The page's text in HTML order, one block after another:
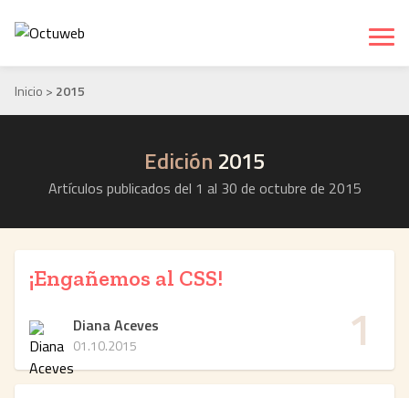
Inicio > 2015
Edición 2015
Artículos publicados del 1 al 30 de octubre de 2015
1
¡Engañemos al CSS!
Diana Aceves
01.10.2015